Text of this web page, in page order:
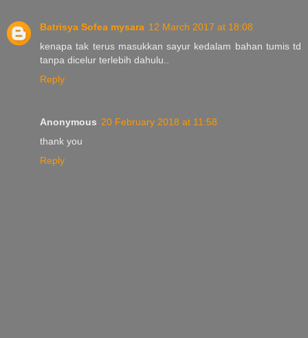
Batrisya Sofea mysara 12 March 2017 at 18:08
kenapa tak terus masukkan sayur kedalam bahan tumis td
tanpa dicelur terlebih dahulu..
Reply
Anonymous 20 February 2018 at 11:58
thank you
Reply